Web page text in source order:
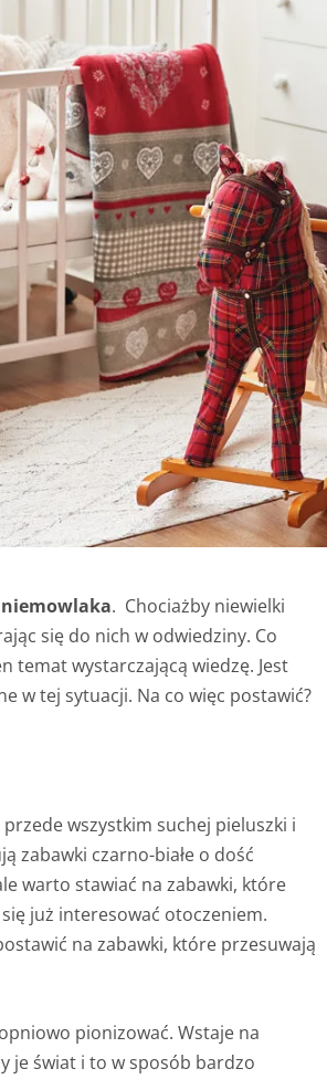
. Chociażby niewielki
się do nich w odwiedziny. Co
temat wystarczającą wiedzę. Jest
w tej sytuacji. Na co więc postawić?
wszystkim suchej pieluszki i
zabawki czarno-białe o dość
warto stawiać na zabawki, które
już interesować otoczeniem.
na zabawki, które przesuwają
pionizować. Wstaje na
je świat i to w sposób bardzo